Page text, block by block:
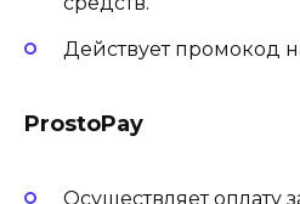
Действует промокод
ProstoPay
Осуществляет оплату